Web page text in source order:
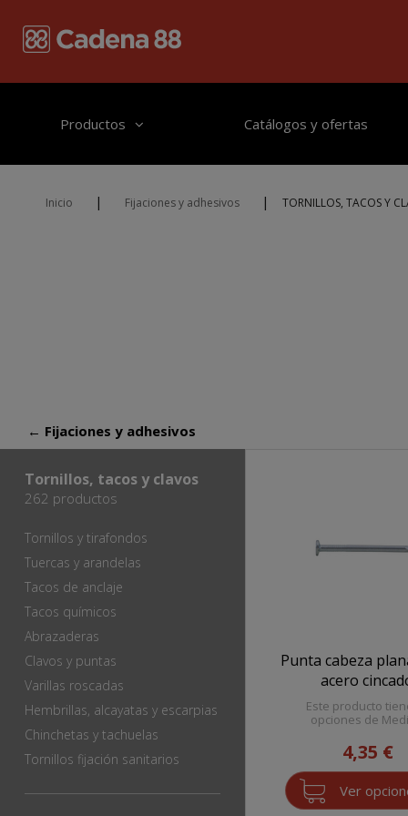
Productos Catálogos y ofertas
Inicio | Fijaciones y adhesivos | TORNILLOS, TACOS Y
← Fijaciones y adhesivos
Tornillos, tacos y clavos
262 productos
Tornillos y tirafondos
Tuercas y arandelas
Tacos de anclaje
Tacos químicos
Abrazaderas
Clavos y puntas
Varillas roscadas
Hembrillas, alcayatas y escarpias
Chinchetas y tachuelas
Tornillos fijación sanitarios
Punta cabeza
acero
Este producto
opciones de
4,35 €
Ver